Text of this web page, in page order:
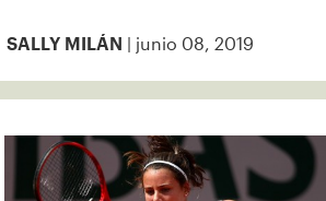
SALLY MILÁN | junio 08, 2019